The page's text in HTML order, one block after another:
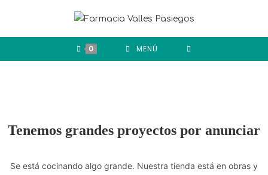
0 MENÚ
Tenemos grandes proyectos por anunciar
Se está cocinando algo grande. Nuestra tienda está en obras y